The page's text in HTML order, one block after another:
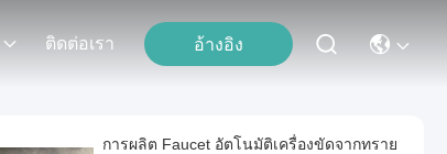
ติดต่อเรา อ้างอิง
การผลิต Faucet อัตโนมัติเครื่องขัดจากทราย